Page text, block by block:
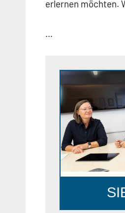
erlernen möchten.
…
Anzeige